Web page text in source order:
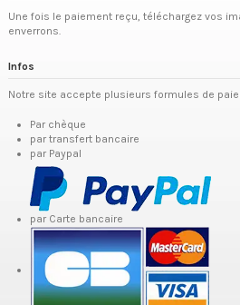
Une fois le paiement reçu, téléchargez vos
enverrons.
Infos
Notre site accepte plusieurs formules de
Par chèque
par transfert bancaire
par Paypal
par Carte bancaire